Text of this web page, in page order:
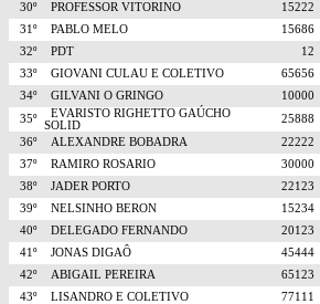
30º
PROFESSOR VITORINO 15222
31º
PABLO MELO 15686
32º
PDT 12
33º
GIOVANI CULAU E COLETIVO 65656
34º
GILVANI O GRINGO 10000
35º
EVARISTO RIGHETTO GAÚCHO
SOLID
25888
36º
ALEXANDRE BOBADRA 22222
37º
RAMIRO ROSARIO 30000
38º
JADER PORTO 22123
39º
NELSINHO BERON 15234
40º
DELEGADO FERNANDO 20123
41º
JONAS DIGAÔ 45444
42º
ABIGAIL PEREIRA 65123
43º
LISANDRO E COLETIVO 77111